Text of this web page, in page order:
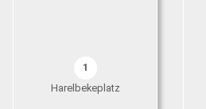
1
Harelbekeplatz